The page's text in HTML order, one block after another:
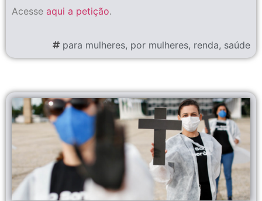
Acesse aqui a petição.
para mulheres, por mulheres, renda, saúde